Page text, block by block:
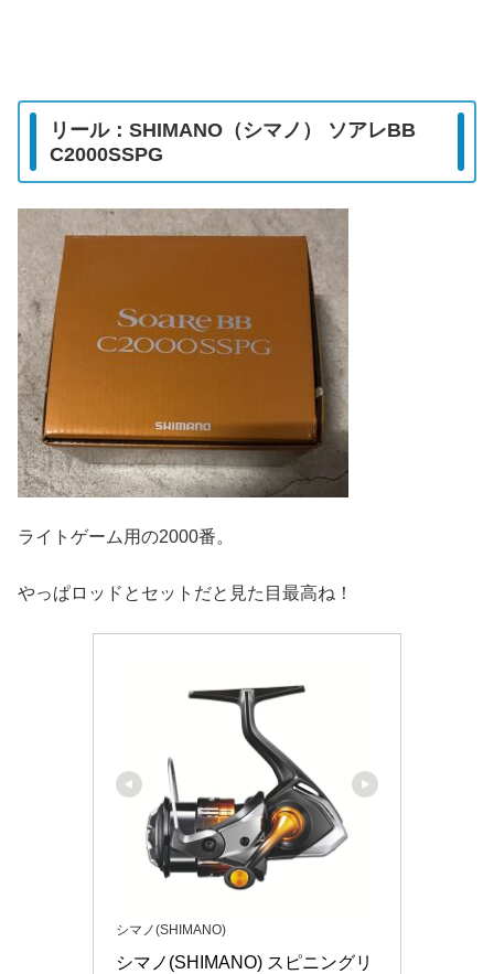
リール：SHIMANO（シマノ） ソアレBB
C2000SSPG
ライトゲーム用の2000番。
やっぱロッドとセットだと見た目最高ね！
シマノ(SHIMANO)
シマノ(SHIMANO) スピニングリ